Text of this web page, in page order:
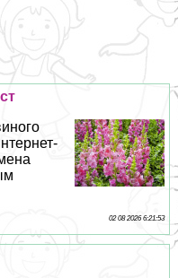
02 08 2026 6:21:53